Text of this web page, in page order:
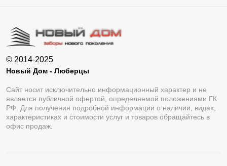
© 2014-2025
Новый Дом - Люберцы
Сайт носит исключительно информационный характер и не
является публичной офертой, определяемой положениями ГК
РФ. Для получения подробной информации о наличии, видах,
характеристиках и стоимости услуг и товаров обращайтесь в
офис продаж.